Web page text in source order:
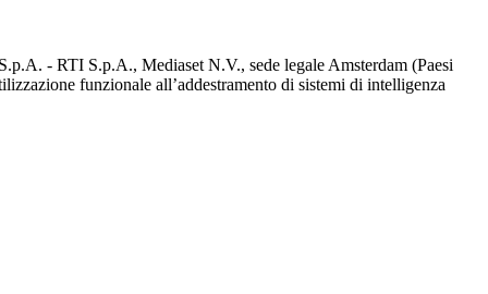
- RTI S.p.A., Mediaset N.V., sede legale Amsterdam (Paesi
funzionale all’addestramento di sistemi di intelligenza